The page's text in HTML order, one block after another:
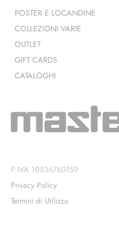
POSTER E LOCANDINE
COLLEZIONI VARIE
OUTLET
GIFT CARDS
CATALOGHI
P.IVA 10536760159
Privacy Policy
Termini di Utilizzo